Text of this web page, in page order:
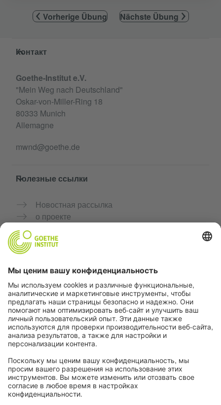
Vorherige Übung Nächste Übung
Service- und Informationsbereich
Контакт
Goethe-Institut e.V.
"Mein Weg nach Deutschland"
Oskar-von-Miller-Ring 18
80333 Munich
Allemagne
mwnd@goethe.de
Полезные ссылки
Новостная рассылка
о проекте
Сообщество «Немецкий язык для тебя»
Практикуйте немецкий бесплатно
Курсы немецкого языка от Goethe-Institut
Портал для преподавателей «Deutschstunde»
Конфиденциальность и доступность
Настройки конфиденциальности